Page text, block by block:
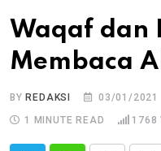
Waqaf dan
Membaca
BYREDAKSI 03/01/2021
1 MINUTE READ
1768